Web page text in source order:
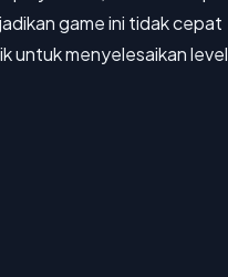
game ini tidak cepat
untuk menyelesaikan level